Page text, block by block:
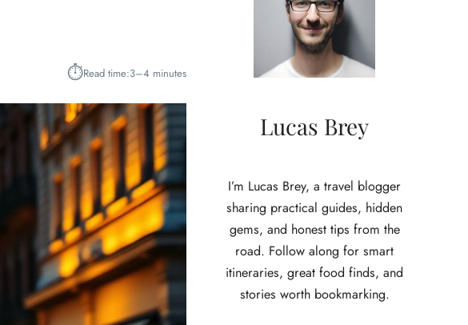
⏱︎Read time:3–4 minutes
Lucas Brey
I’m Lucas Brey, a travel blogger
sharing practical guides, hidden
gems, and honest tips from the
road. Follow along for smart
itineraries, great food finds, and
stories worth bookmarking.